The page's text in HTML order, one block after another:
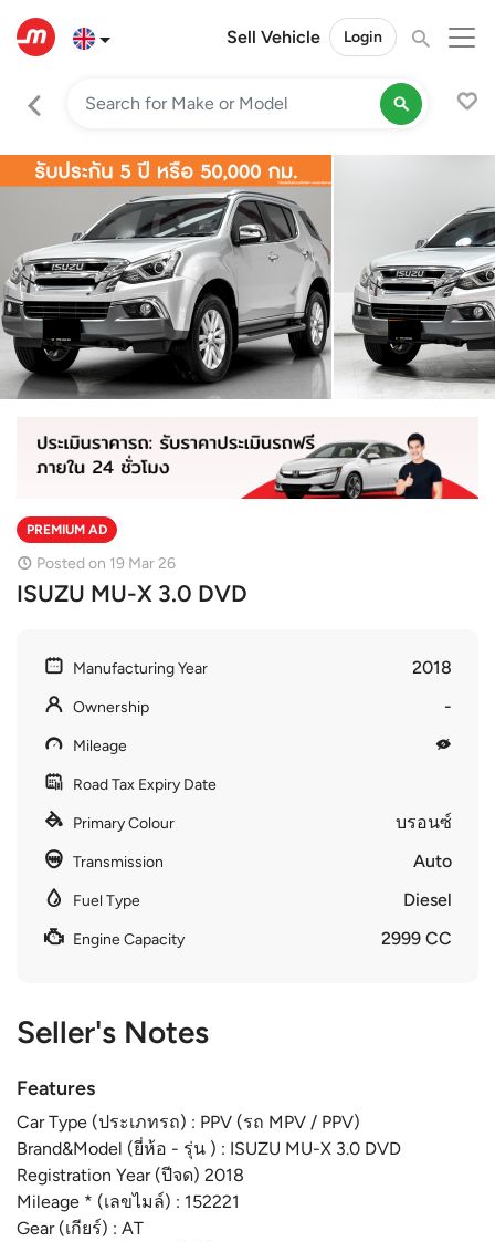
Sell Vehicle Login
PREMIUM AD
Posted on 19 Mar 26
ISUZU MU-X 3.0 DVD
Manufacturing Year 2018
Ownership -
Mileage
Road Tax Expiry Date
Primary Colour บรอนซ์
Transmission Auto
Fuel Type Diesel
Engine Capacity 2999 CC
Seller's Notes
Features
Car Type (ประเภทรถ) : PPV (รถ MPV / PPV)
Brand&Model (ยี่ห้อ - รุ่น ) : ISUZU MU-X 3.0 DVD
Registration Year (ปีจด) 2018
Mileage * (เลขไมล์) : 152221
Gear (เกียร์) : AT